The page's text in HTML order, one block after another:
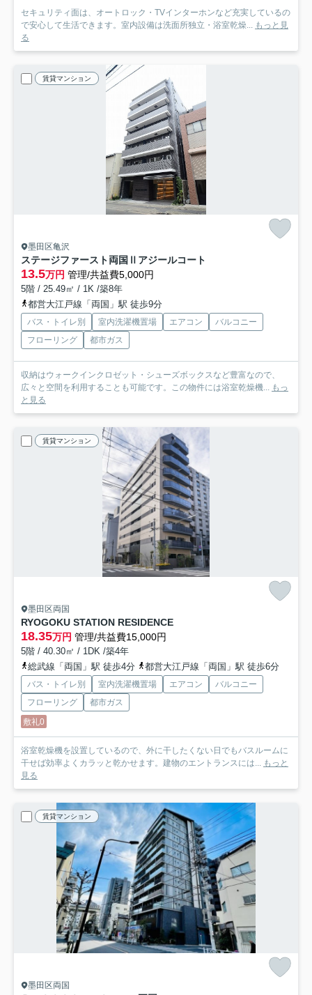
セキュリティ面は、オートロック・TVインターホンなど充実しているの
で安心して生活できます。室内設備は洗面所独立・浴室乾燥... もっと見
る
賃貸マンション
墨田区亀沢
ステージファースト両国Ⅱアジールコート
13.5万円 管理/共益費5,000円
5階 / 25.49㎡ / 1K /築8年
都営大江戸線「両国」駅 徒歩9分
バス・トイレ別 室内洗濯機置場 エアコン
バルコニー
フローリング
都市ガス
収納はウォークインクロゼット・シューズボックスなど豊富なので、
広々と空間を利用することも可能です。この物件には浴室乾燥機... もっ
と見る
賃貸マンション
墨田区両国
RYOGOKU STATION RESIDENCE
18.35万円 管理/共益費15,000円
5階 / 40.30㎡ / 1DK /築4年
総武線「両国」駅 徒歩4分
都営大江戸線「両国」駅 徒歩6分
バス・トイレ別 室内洗濯機置場 エアコン
バルコニー
フローリング
都市ガス
敷礼0
浴室乾燥機を設置しているので、外に干したくない日でもバスルームに
干せば効率よくカラッと乾かせます。建物のエントランスには... もっと
見る
賃貸マンション
墨田区両国